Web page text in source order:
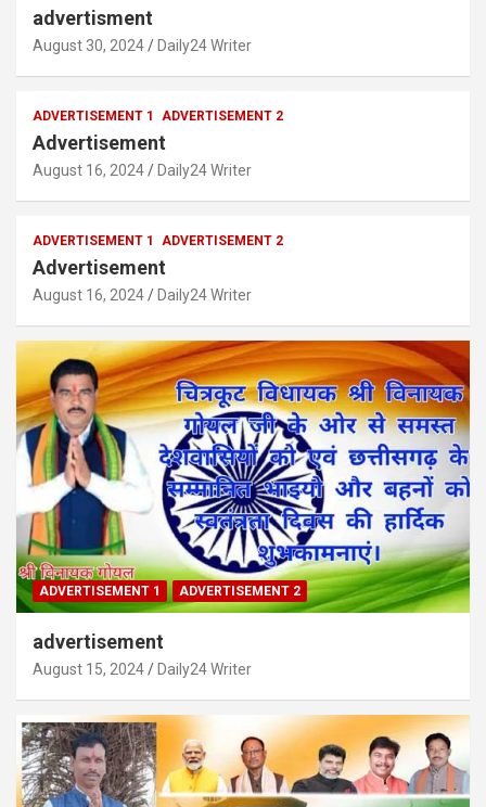
advertisment
August 30, 2024 Daily24 Writer
ADVERTISEMENT 1 ADVERTISEMENT 2
Advertisement
August 16, 2024 Daily24 Writer
ADVERTISEMENT 1 ADVERTISEMENT 2
Advertisement
August 16, 2024 Daily24 Writer
ADVERTISEMENT 1 ADVERTISEMENT 2
advertisement
August 15, 2024 Daily24 Writer